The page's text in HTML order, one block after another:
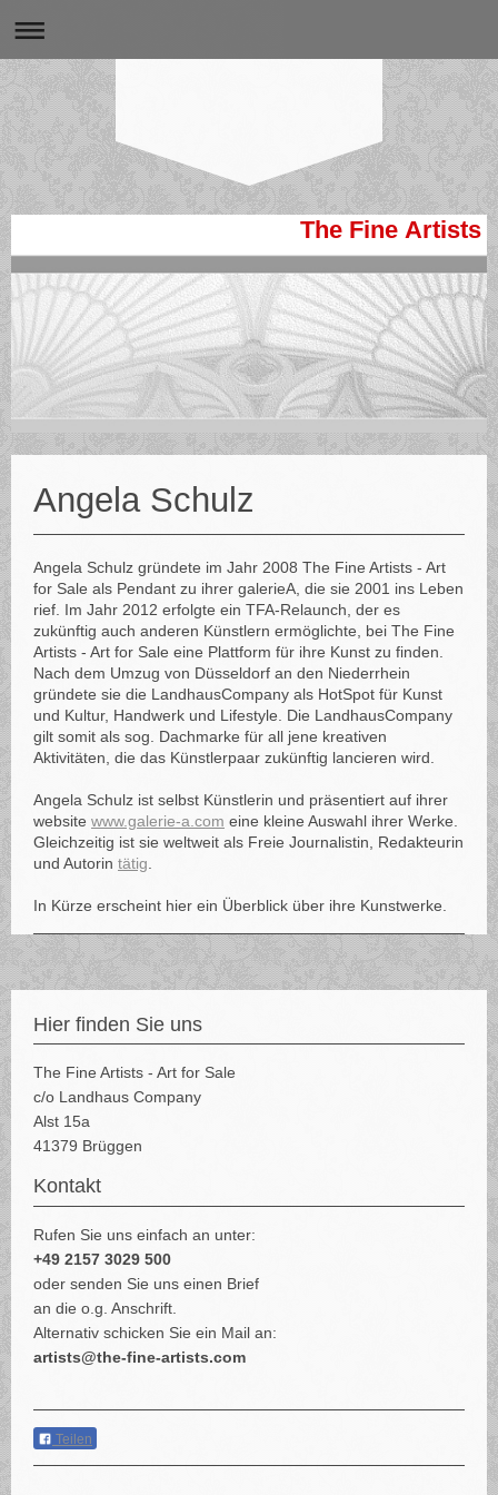
The Fine Artists
Angela Schulz
Angela Schulz gründete im Jahr 2008 The Fine Artists - Art
for Sale als Pendant zu ihrer galerieA, die sie 2001 ins Leben
rief. Im Jahr 2012 erfolgte ein TFA-Relaunch, der es
zukünftig auch anderen Künstlern ermöglichte, bei The Fine
Artists - Art for Sale eine Plattform für ihre Kunst zu finden.
Nach dem Umzug von Düsseldorf an den Niederrhein
gründete sie die LandhausCompany als HotSpot für Kunst
und Kultur, Handwerk und Lifestyle. Die LandhausCompany
gilt somit als sog. Dachmarke für all jene kreativen
Aktivitäten, die das Künstlerpaar zukünftig lancieren wird.
Angela Schulz ist selbst Künstlerin und präsentiert auf ihrer
website www.galerie-a.com eine kleine Auswahl ihrer Werke.
Gleichzeitig ist sie weltweit als Freie Journalistin, Redakteurin
und Autorin tätig.
In Kürze erscheint hier ein Überblick über ihre Kunstwerke.
Hier finden Sie uns
The Fine Artists - Art for Sale
c/o Landhaus Company
Alst 15a
41379 Brüggen
Kontakt
Rufen Sie uns einfach an unter:
+49 2157 3029 500
oder senden Sie uns einen Brief
an die o.g. Anschrift.
Alternativ schicken Sie ein Mail an:
artists@the-fine-artists.com
Teilen